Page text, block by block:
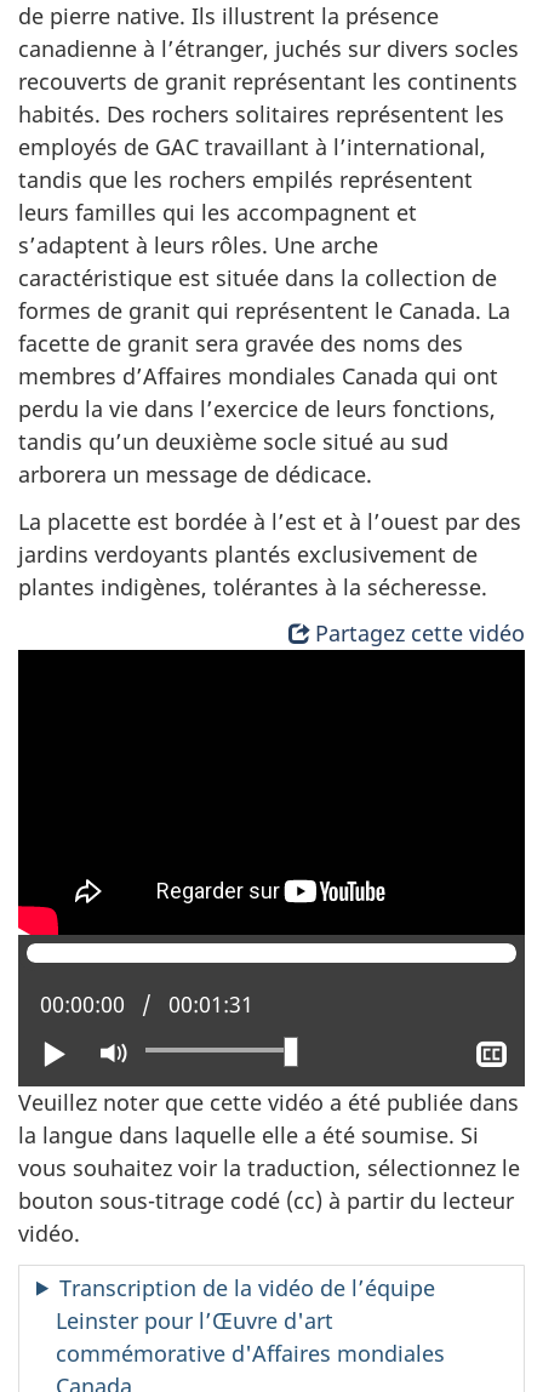
de pierre native. Ils illustrent la présence
canadienne à l’étranger, juchés sur divers socles
recouverts de granit représentant les continents
habités. Des rochers solitaires représentent les
employés de GAC travaillant à l’international,
tandis que les rochers empilés représentent
leurs familles qui les accompagnent et
s’adaptent à leurs rôles. Une arche
caractéristique est située dans la collection de
formes de granit qui représentent le Canada. La
facette de granit sera gravée des noms des
membres d’Affaires mondiales Canada qui ont
perdu la vie dans l’exercice de leurs fonctions,
tandis qu’un deuxième socle situé au sud
arborera un message de dédicace.
La placette est bordée à l’est et à l’ouest par des
jardins verdoyants plantés exclusivement de
plantes indigènes, tolérantes à la sécheresse.
Partagez cette vidéo
Lire
Activer
le
mode
muet
Position actuelle :
00:00:00 Temps total :
00:01:31
le
Veuillez noter que cette vidéo a été publiée dans
la langue dans laquelle elle a été soumise. Si
vous souhaitez voir la traduction, sélectionnez le
bouton sous-titrage codé (cc) à partir du lecteur
vidéo.
Transcription de la vidéo de l’équipe
Leinster pour l’Œuvre d'art
commémorative d'Affaires mondiales
Canada